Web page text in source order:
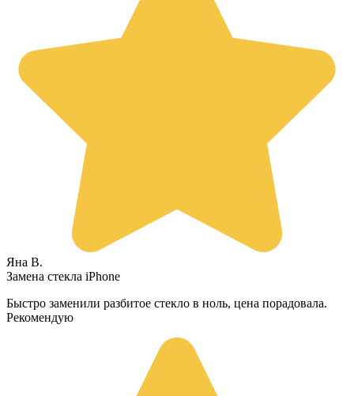
Яна В.
Замена стекла iPhone
Быстро заменили разбитое стекло в ноль, цена порадовала.
Рекомендую